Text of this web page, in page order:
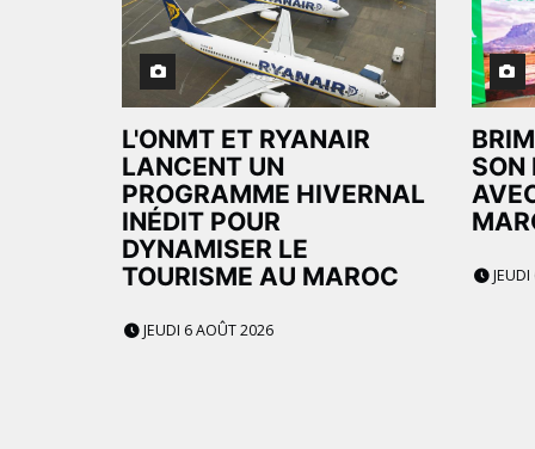
L'ONMT ET RYANAIR
LANCENT UN
PROGRAMME HIVERNAL
INÉDIT POUR
DYNAMISER LE
TOURISME AU MAROC
JEUDI 6 AOÛT 2026
SON
JEUDI